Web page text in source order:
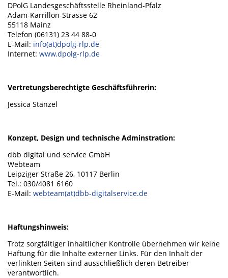
DPolG Landesgeschäftsstelle Rheinland-Pfalz
Adam-Karrillon-Strasse 62
55118 Mainz
Telefon (06131) 23 44 88-0
E-Mail: info(at)dpolg-rlp.de
Internet: www.dpolg-rlp.de
Vertretungsberechtigte Geschäftsführerin:
Jessica Stanzel
Konzept, Design und technische Adminstration:
dbb digital und service GmbH
Webteam
Leipziger Straße 26, 10117 Berlin
Tel.: 030/4081 6160
E-Mail: webteam(at)dbb-digitalservice.de
Haftungshinweis:
Trotz sorgfältiger inhaltlicher Kontrolle übernehmen wir keine
Haftung für die Inhalte externer Links. Für den Inhalt der
verlinkten Seiten sind ausschließlich deren Betreiber
verantwortlich.